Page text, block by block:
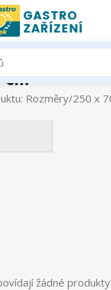
cm
Rozměry 250 x
žádné produkty.